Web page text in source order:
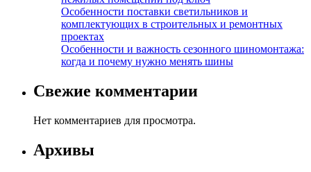
Особенности поставки светильников и
комплектующих в строительных и ремонтных
проектах
Особенности и важность сезонного шиномонтажа:
когда и почему нужно менять шины
Свежие комментарии
Нет комментариев для просмотра.
Архивы